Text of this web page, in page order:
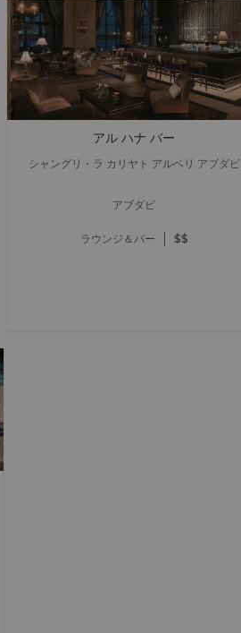
アル ハナ バー
シャングリ・ラ カリヤト アルベリ アブダビ
アブダビ
ラウンジ＆バー $$